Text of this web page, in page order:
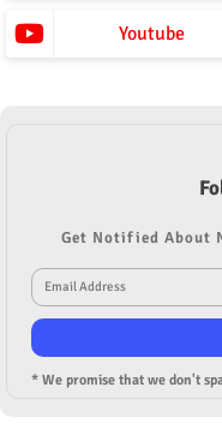
Youtube
Get Notified About
* We promise that we don't